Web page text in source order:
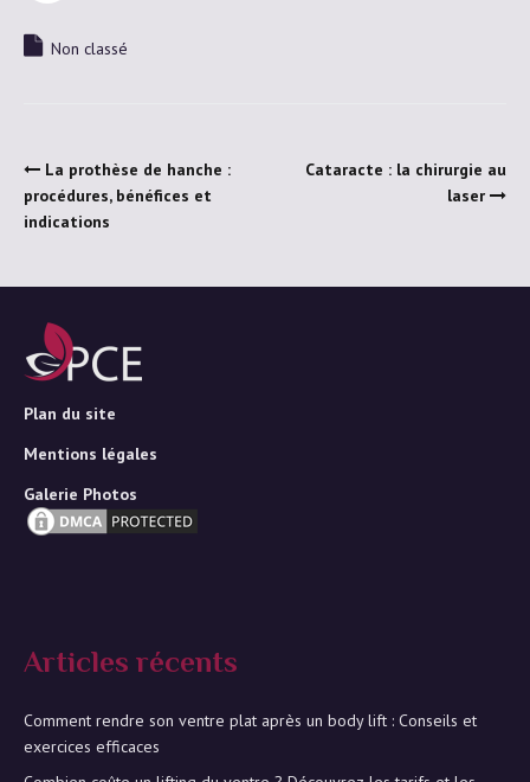
Non classé
La prothèse de hanche :
procédures, bénéfices et
indications
Cataracte : la chirurgie au
laser
Plan du site
Mentions légales
Galerie Photos
Articles récents
Comment rendre son ventre plat après un body lift : Conseils et
exercices efficaces